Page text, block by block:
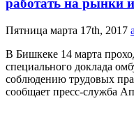
работать на рынки
Пятница марта 17th, 2017
В Бишкеке 14 марта
специального доклада
соблюдению трудовых
сообщает пресс-служба